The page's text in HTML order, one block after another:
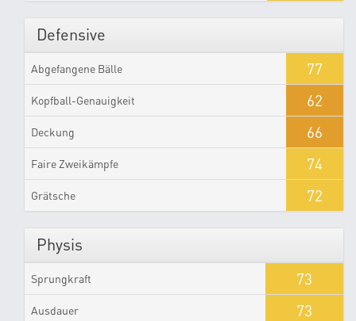
Defensive
Abgefangene Bälle 77
Kopfball-Genauigkeit 62
Deckung 66
Faire Zweikämpfe 74
Grätsche 72
Physis
Sprungkraft 73
Ausdauer 73